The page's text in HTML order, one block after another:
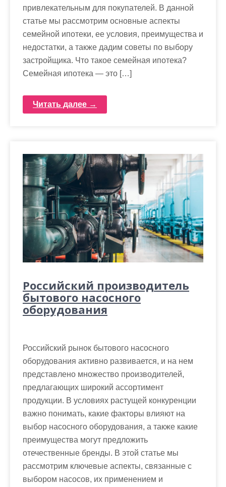
привлекательным для покупателей. В данной
статье мы рассмотрим основные аспекты
семейной ипотеки, ее условия, преимущества и
недостатки, а также дадим советы по выбору
застройщика. Что такое семейная ипотека?
Семейная ипотека — это […]
Читать далее →
Российский производитель
бытового насосного
оборудования
Российский рынок бытового насосного
оборудования активно развивается, и на нем
представлено множество производителей,
предлагающих широкий ассортимент
продукции. В условиях растущей конкуренции
важно понимать, какие факторы влияют на
выбор насосного оборудования, а также какие
преимущества могут предложить
отечественные бренды. В этой статье мы
рассмотрим ключевые аспекты, связанные с
выбором насосов, их применением и